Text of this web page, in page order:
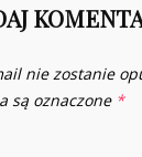
nie zostanie
są oznaczone *